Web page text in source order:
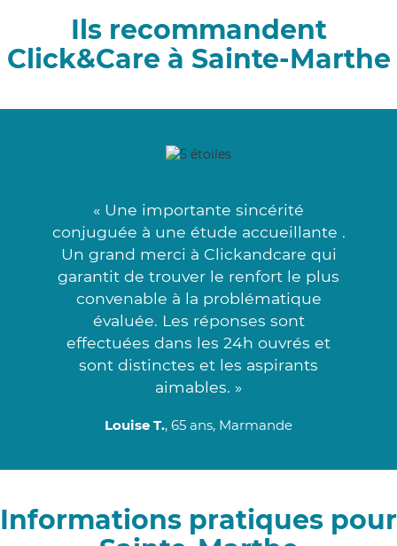
Ils recommandent
Click&Care à Sainte-Marthe
« Une importante sincérité
conjuguée à une étude accueillante .
Un grand merci à Clickandcare qui
garantit de trouver le renfort le plus
convenable à la problématique
évaluée. Les réponses sont
effectuées dans les 24h ouvrés et
sont distinctes et les aspirants
aimables. »
Louise T., 65 ans, Marmande
Informations pratiques pour